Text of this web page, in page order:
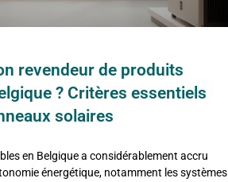
revendeur de produits
? Critères essentiels
solaires
en Belgique a considérablement accru
énergétique, notamment les systèmes